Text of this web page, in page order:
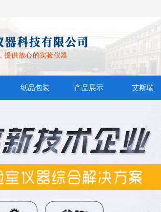
提供放心的实验仪器
纸品包装 产品展示 艾斯瑞